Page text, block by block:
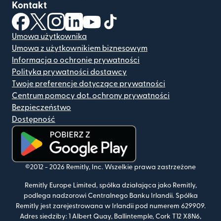
Kontakt
(otwiera się w nowym oknie)
(otwiera się w nowym oknie)
(otwiera się w nowym oknie)
(otwiera się w nowym oknie)
(otwiera się w nowym oknie)
Umowa użytkownika
Umowa z użytkownikiem biznesowym
Informacja o ochronie prywatności
Polityka prywatności dostawcy
Twoje preferencje dotyczące prywatności
Centrum pomocy dot. ochrony prywatności
Bezpieczeństwo
Dostępność
(otwiera się w nowym oknie)
©2012 - 2026 Remitly, Inc. Wszelkie prawa zastrzeżone
Remitly Europe Limited, spółka działająca jako Remitly,
podlega nadzorowi Centralnego Banku Irlandii. Spółka
Remitly jest zarejestrowana w Irlandii pod numerem 629909.
Adres siedziby: 1 Albert Quay, Ballintemple, Cork T12 X8N6,